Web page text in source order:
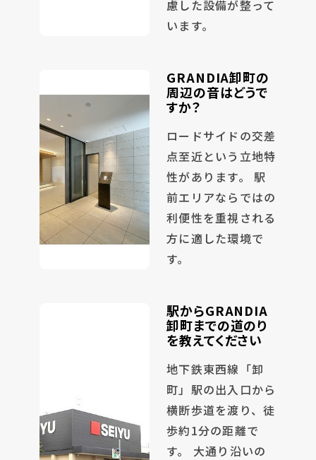
慮した設備が整って
います。
GRANDIA卸町の
周辺の音はどうで
すか？
ロードサイドの交差
点至近という立地特
性があります。 駅
前エリアならではの
利便性を重視される
方に適した環境で
す。
駅からGRANDIA
卸町までの道のり
を教えてください
地下鉄東西線「卸
町」駅の出入口から
横断歩道を渡り、徒
歩約1分の距離で
す。 大通り沿いの